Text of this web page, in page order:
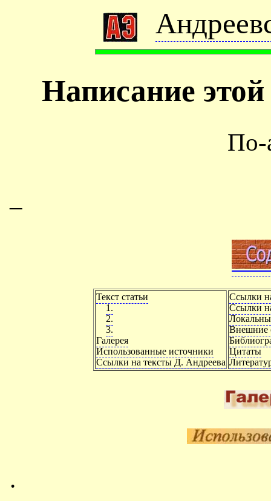
Написание
По-
–
Текст статьи
1.
2.
3.
Галерея
Использованные источники
Ссылки на тексты Д. Андреева
Ссылки
Ссылки
Внешние
Цитаты
.